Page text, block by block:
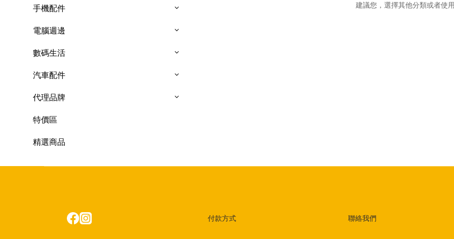
手機配件
電腦週邊
數碼生活
汽車配件
代理品牌
特價區
精選商品
建議您，選擇其他分類或者使
付款方式 聯絡我們